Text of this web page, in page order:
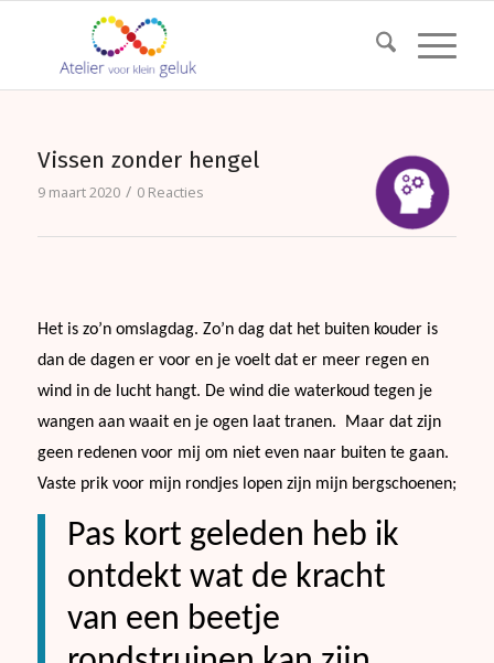
Vissen zonder hengel
9 maart 2020 / 0 Reacties
Het is zo’n omslagdag. Zo’n dag dat het buiten kouder is
dan de dagen er voor en je voelt dat er meer regen en
wind in de lucht hangt. De wind die waterkoud tegen je
wangen aan waait en je ogen laat tranen. Maar dat zijn
geen redenen voor mij om niet even naar buiten te gaan.
Vaste prik voor mijn rondjes lopen zijn mijn bergschoenen;
Pas kort geleden heb ik
ontdekt wat de kracht
van een beetje